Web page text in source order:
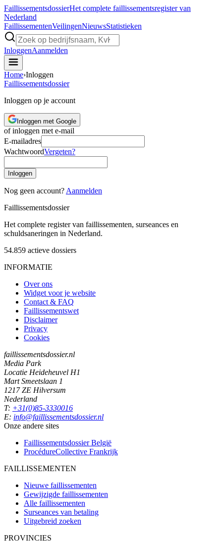
FaillissementsdossierHet complete faillissementsregister van
Nederland
FaillissementenVeilingenNieuwsStatistieken
InloggenAanmelden
Home›Inloggen
Faillissementsdossier
Inloggen op je account
Inloggen met Google
of inloggen met e-mail
E-mailadres
WachtwoordVergeten?
Inloggen
Nog geen account? Aanmelden
Faillissementsdossier
Het complete register van faillissementen, surseances en
schuldsaneringen in Nederland.
54.859 actieve dossiers
INFORMATIE
Over ons
Widget voor je website
Contact & FAQ
Faillissementswet
Disclaimer
Privacy
Cookies
faillissementsdossier.nl
Media Park
Locatie Heideheuvel H1
Mart Smeetslaan 1
1217 ZE Hilversum
Nederland
T: +31(0)85-3330016
E: info@faillissementsdossier.nl
Onze andere sites
Faillissementsdossier België
ProcédureCollective Frankrijk
FAILLISSEMENTEN
Nieuwe faillissementen
Gewijzigde faillissementen
Alle faillissementen
Surseances van betaling
Uitgebreid zoeken
PROVINCIES